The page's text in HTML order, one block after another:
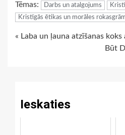
Tēmas: Darbs un atalgojums
Kristīgās ētikas un morāles
Continue
« Laba un ļauna atzīšanas koks
Būt
Ieskaties